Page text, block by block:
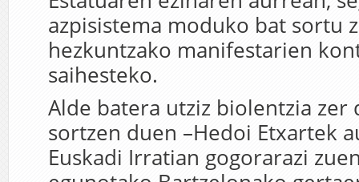
azpisistema moduko bat sortu
hezkuntzako manifestarien
saihesteko.
Alde batera utziz biolentzia zer
sortzen duen –Hedoi Etxartek
Euskadi Irratian gogorarazi